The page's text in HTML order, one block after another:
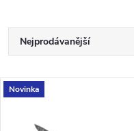
Ř
a
Nejprodávanější
Nejdražší
Abecedně
V
Novinka